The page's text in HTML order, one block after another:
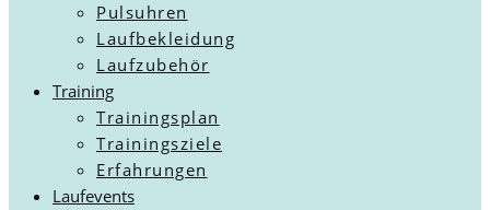
Pulsuhren
Laufbekleidung
Laufzubehör
Training
Trainingsplan
Trainingsziele
Erfahrungen
Laufevents